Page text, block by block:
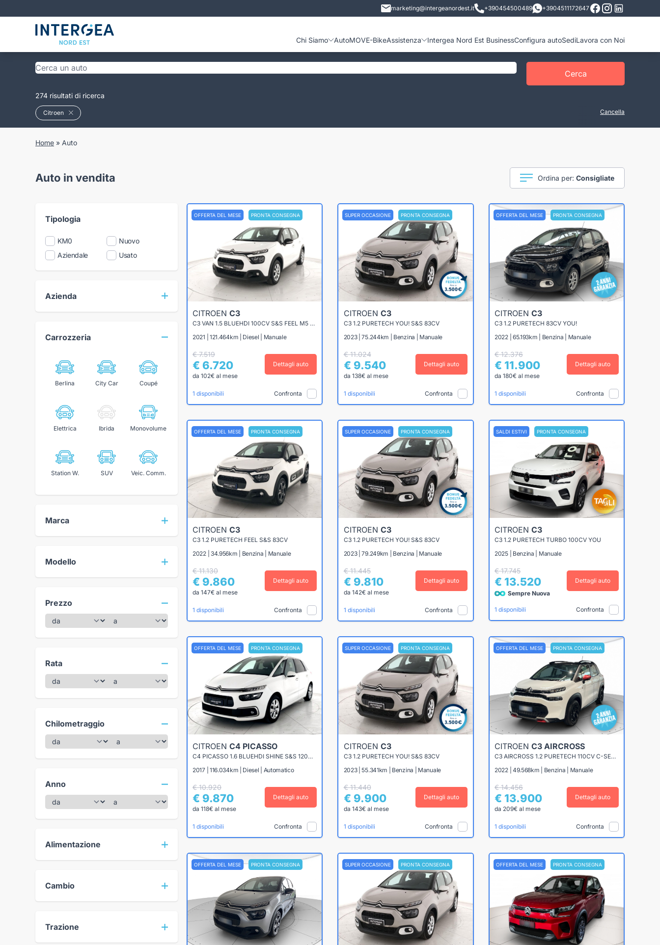
marketing@intergeanordest.it +390454500489 +3904511172647
Chi Siamo AutoMOVE-BikeAssistenza Intergea Nord Est BusinessConfigura autoSediLavora con Noi
Cerca
274 risultati di ricerca
Citroen Cancella
Home » Auto
Auto in vendita Ordina per: Consigliate
Tipologia
KM0
Nuovo
Aziendale
Usato
Azienda
Carrozzeria
Berlina City Car Coupé
Elettrica Ibrida Monovolume
Station W. SUV Veic. Comm.
Marca
Modello
Prezzo
Rata
Chilometraggio
Anno
Alimentazione
Cambio
Trazione
OFFERTA DEL MESE PRONTA CONSEGNA
CITROEN C3
C3 VAN 1.5 BLUEHDI 100CV S&S FEEL M5 (IVA ESPOSTA)
2021 | 121.464km | Diesel | Manuale
€ 7.519
€ 6.720
da 102€ al mese
Dettagli auto
1 disponibili Confronta
SUPER OCCASIONE PRONTA CONSEGNA
CITROEN C3
C3 1.2 PURETECH YOU! S&S 83CV
2023 | 75.244km | Benzina | Manuale
€ 11.024
€ 9.540
da 138€ al mese
Dettagli auto
1 disponibili Confronta
OFFERTA DEL MESE PRONTA CONSEGNA
CITROEN C3
C3 1.2 PURETECH 83CV YOU!
2022 | 65.193km | Benzina | Manuale
€ 12.376
€ 11.900
da 180€ al mese
Dettagli auto
1 disponibili Confronta
OFFERTA DEL MESE PRONTA CONSEGNA
CITROEN C3
C3 1.2 PURETECH FEEL S&S 83CV
2022 | 34.956km | Benzina | Manuale
€ 11.130
€ 9.860
da 147€ al mese
Dettagli auto
1 disponibili Confronta
SUPER OCCASIONE PRONTA CONSEGNA
CITROEN C3
C3 1.2 PURETECH YOU! S&S 83CV
2023 | 79.249km | Benzina | Manuale
€ 11.445
€ 9.810
da 142€ al mese
Dettagli auto
1 disponibili Confronta
SALDI ESTIVI PRONTA CONSEGNA
CITROEN C3
C3 1.2 PURETECH TURBO 100CV YOU
2025 | Benzina | Manuale
€ 17.745
€ 13.520
Sempre Nuova
Dettagli auto
1 disponibili Confronta
OFFERTA DEL MESE PRONTA CONSEGNA
CITROEN C4 PICASSO
C4 PICASSO 1.6 BLUEHDI SHINE S&S 120CV EAT6
2017 | 116.034km | Diesel | Automatico
€ 10.920
€ 9.870
da 118€ al mese
Dettagli auto
1 disponibili Confronta
SUPER OCCASIONE PRONTA CONSEGNA
CITROEN C3
C3 1.2 PURETECH YOU! S&S 83CV
2023 | 55.341km | Benzina | Manuale
€ 11.440
€ 9.900
da 143€ al mese
Dettagli auto
1 disponibili Confronta
OFFERTA DEL MESE PRONTA CONSEGNA
CITROEN C3 AIRCROSS
C3 AIRCROSS 1.2 PURETECH 110CV C-SERIES
2022 | 49.568km | Benzina | Manuale
€ 14.456
€ 13.900
da 209€ al mese
Dettagli auto
1 disponibili Confronta
OFFERTA DEL MESE PRONTA CONSEGNA SUPER OCCASIONE PRONTA CONSEGNA OFFERTA DEL MESE PRONTA CONSEGNA